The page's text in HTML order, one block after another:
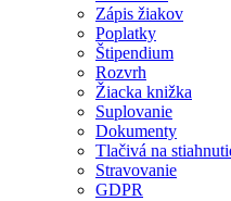
Zápis žiakov
Poplatky
Štipendium
Rozvrh
Žiacka knižka
Suplovanie
Dokumenty
Tlačivá na
Stravovanie
GDPR